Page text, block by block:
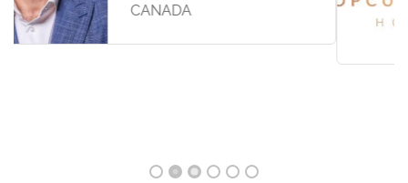
Ontario - M3C 0H5,